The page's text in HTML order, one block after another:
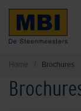
Home / Brochures